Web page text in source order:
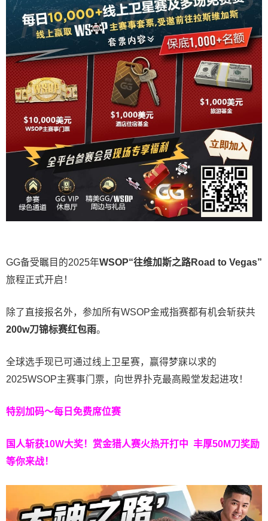
GG备受瞩目的2025年WSOP“往维加斯之路Road to Vegas”
旅程正式开启！
除了直接报名外，参加所有WSOP金戒指赛都有机会斩获共
200w刀锦标赛红包雨。
全球选手现已可通过线上卫星赛，赢得梦寐以求的
2025WSOP主赛事门票，向世界扑克最高殿堂发起进攻！
特别加码～每日免费席位赛
国人斩获10W大奖！ 赏金猎人赛火热开打中 丰厚50M刀奖励
等你来战！